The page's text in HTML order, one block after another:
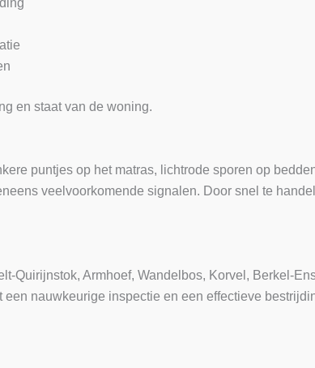
en staat van de woning.
puntjes op het matras, lichtrode sporen op
veelvoorkomende signalen. Door snel te
Quirijnstok, Armhoef, Wandelbos, Korvel, Berkel-
nauwkeurige inspectie en een effectieve